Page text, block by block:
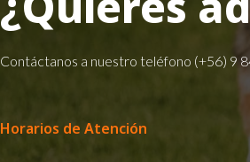
Contáctanos a nuestro teléfono (+56) 9
Horarios de Atención